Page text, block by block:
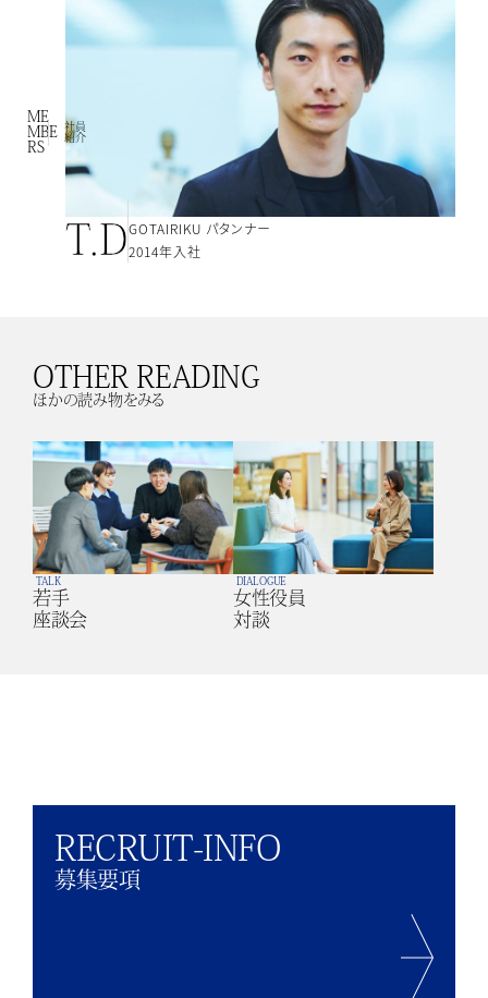
ME
MBE
RS
社員
紹介
T.DGOTAIRIKU パタンナー
2014年入社
OTHER READING
ほかの読み物をみる
TALK
若手
座談会
DIALOGUE
女性役員
対談
RECRUIT-INFO
募集要項